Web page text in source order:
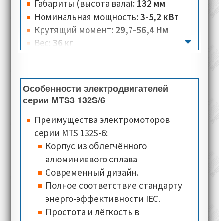
Габариты (высота вала): 132 мм
Номинальная мощность:3-5,2 кВт
Крутящий момент: 29,7-56,4 Нм
Вес: 36 кг
мин
Номинальное напряжение:230 B
Номинальный ток:
Тип соединения:треугольник, звезда
Класс изоляции:F
Класс теплостойкости:PTO (Klixon)
Типы монтажного исполнения:
2001 (B35)
Классы защиты:IP54, IP55
Типы охлаждения:IC 416(осевое
расположение)
Особенности электродвигателей
серии MTS3 132S/6
Преимущества электромоторов
серии MTS 132S-6:
Корпус из облегчённого
алюминиевого сплава
Современный дизайн.
Полное соответствие стандарту
энерго-эффективности IEC.
Простота и лёгкость в